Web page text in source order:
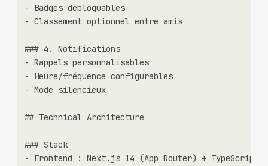
- Badges débloquables
- Classement optionnel entre amis
### 4. Notifications
- Rappels personnalisables
- Heure/fréquence configurables
- Mode silencieux
## Technical Architecture
### Stack
- Frontend : Next.js 14 (App Router) + TypeScript